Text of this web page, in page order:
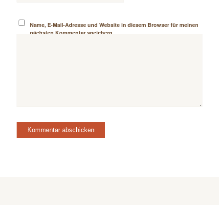
Name, E-Mail-Adresse und Website in diesem Browser für meinen
nächsten Kommentar speichern.